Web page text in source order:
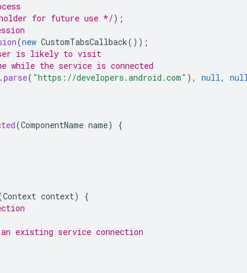
for future use */);
(new CustomTabsCallback());
is likely to visit
while the service is connected
.parse( "https://developers.android.com" ), null,
(ComponentName name)
{
Context context)
{
existing service connection